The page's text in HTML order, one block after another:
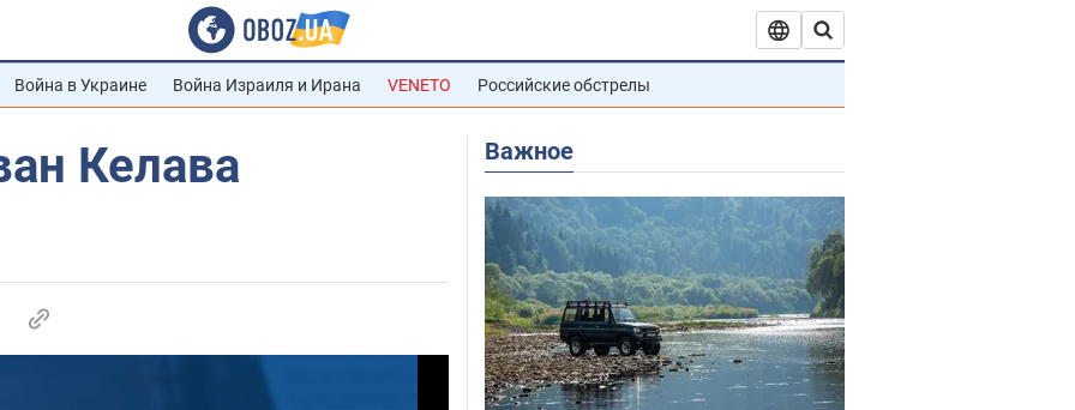
Война в Украине Война Израиля и Ирана VENETO Российские обстрелы
Келава Важное